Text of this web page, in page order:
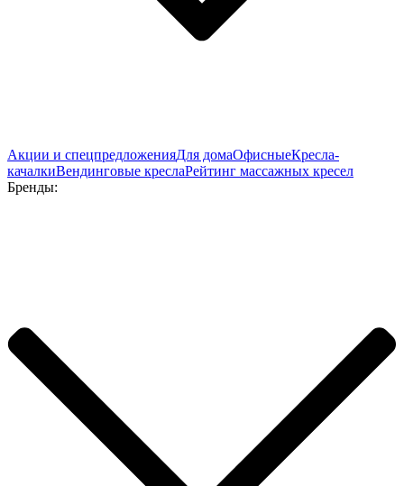
Акции и спецпредложенияДля домаОфисныеКресла-
качалкиВендинговые креслаРейтинг массажных кресел
Бренды: